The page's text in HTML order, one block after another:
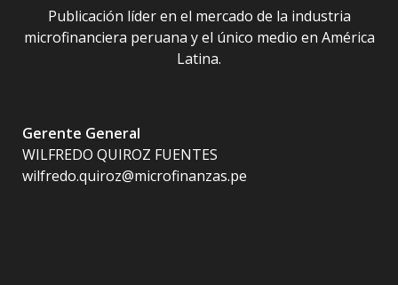
Publicación líder en el mercado de la industria
microfinanciera peruana y el único medio en América
Latina.
Gerente General
WILFREDO QUIROZ FUENTES
wilfredo.quiroz@microfinanzas.pe